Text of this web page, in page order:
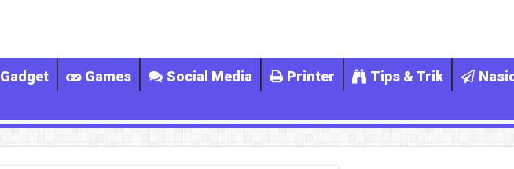
Gadget Games Social Media Printer Tips & Trik